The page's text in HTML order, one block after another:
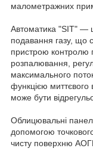
малометражних
Автоматика "SIT" —
подавання газу, що
пристрою контролю
розпалювання,
максимального
функцією миттєвого
може бути
Облицювальні
допомогою
чисту поверхню